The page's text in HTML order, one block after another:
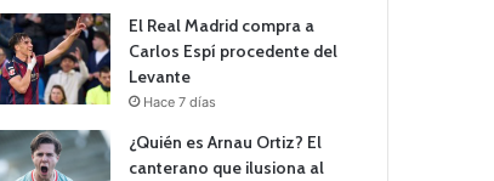
El Real Madrid compra a
Carlos Espí procedente del
Levante
Hace 7 días
¿Quién es Arnau Ortiz? El
canterano que ilusiona al